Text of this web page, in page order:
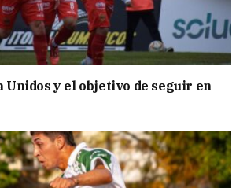
Unidos y el objetivo de seguir en